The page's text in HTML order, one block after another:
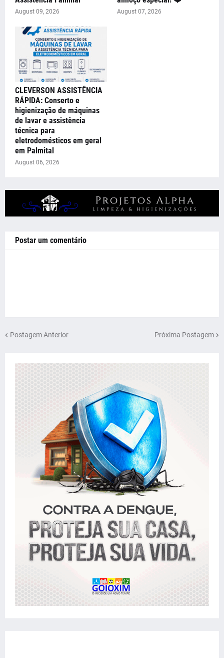
August 09, 2026 August 07, 2026
CLEVERSON ASSISTÊNCIA
RÁPIDA: Conserto e
higienização de máquinas
de lavar e assistência
técnica para
eletrodomésticos em geral
em Palmital
August 06, 2026
Postar um comentário
Postagem Anterior Próxima Postagem